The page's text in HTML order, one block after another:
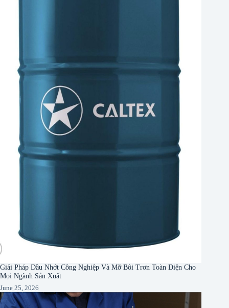
Giải Pháp Dầu Nhớt Công Nghiệp Và Mỡ Bôi Trơn Toàn Diện Cho
Mọi Ngành Sản Xuất
June 25, 2026